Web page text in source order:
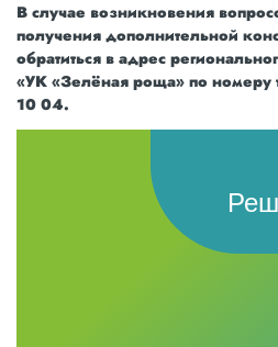
В случае возникновения
получения дополнительной
обратиться в адрес
«УК «Зелёная роща» по
10 04.